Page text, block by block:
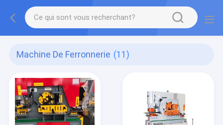
Machine De Ferronnerie (11)